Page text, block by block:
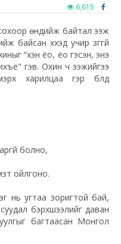
6,615
өндийж байтал ээж
байсан хүүхэд учир зүггүй
“хэн ёо, ёо гэсэн, энэ
гэв. Охин ч ээжийгээ
харилцаа гэр бүлд
болно,
ойлгоно.
нь угтаа зоригтой бай,
бэрхшээлийг даван
багтаасан Монгол